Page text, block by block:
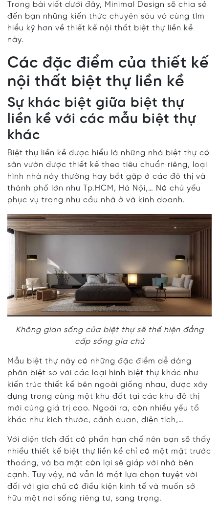
Trong bài viết dưới đây, Minimal Design sẽ chia sẻ
đến bạn những kiến thức chuyên sâu và cùng tìm
hiểu kỹ hơn về thiết kế nội thất biệt thự liền kề
này.
Các đặc điểm của thiết kế
nội thất biệt thự liền kề
Sự khác biệt giữa biệt thự
liền kề với các mẫu biệt thự
khác
Biệt thự liền kề được hiểu là những nhà biệt thự có
sân vườn được thiết kế theo tiêu chuẩn riêng, loại
hình nhà này thường hay bắt gặp ở các đô thị và
thành phố lớn như Tp.HCM, Hà Nội,… Nó chủ yếu
phục vụ trong nhu cầu nhà ở và kinh doanh.
Không gian sống của biệt thự sẽ thể hiện đẳng
cấp sống gia chủ
Mẫu biệt thự này có những đặc điểm dễ dàng
phân biệt so với các loại hình biệt thự khác như
kiến trúc thiết kế bên ngoài giống nhau, được xây
dựng trong cùng một khu đất tại các khu đô thị
mới cùng giá trị cao. Ngoài ra, còn nhiều yếu tố
khác như kích thước, cảnh quan, diện tích,…
Với diện tích đất có phần hạn chế nên bạn sẽ thấy
nhiều thiết kế biệt thự liền kề chỉ có một mặt trước
thoáng, và ba mặt còn lại sẽ giáp với nhà bên
cạnh. Tuy vậy, nó vẫn là một lựa chọn tuyệt vời
đối với gia chủ có điều kiện kinh tế và muốn sở
hữu một nơi sống riêng tư, sang trọng.